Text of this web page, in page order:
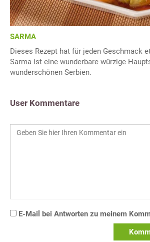
SARMA
Dieses Rezept hat für jeden Geschmack
Sarma ist eine wunderbare würzige
wunderschönen Serbien.
User Kommentare
E-Mail bei Antworten zu meinem